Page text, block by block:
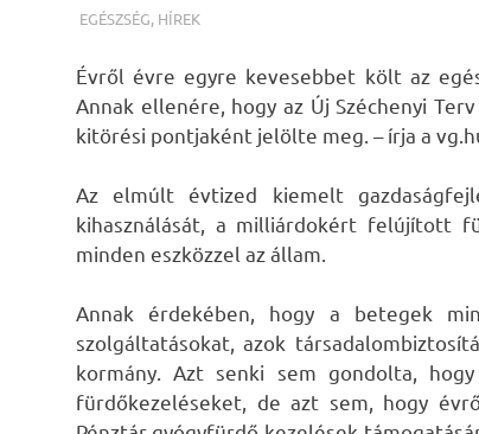
TERMALFURDOK.COM
EGÉSZSÉG, HÍREK
Évről évre egyre kevesebbet költ az
Annak ellenére, hogy az Új Széchenyi
kitörési pontjaként jelölte meg. – írja a
Az elmúlt évtized kiemelt
kihasználását, a milliárdokért felújított
minden eszközzel az állam.
Annak érdekében, hogy a betegek
szolgáltatásokat, azok
kormány. Azt senki sem gondolta,
fürdőkezeléseket, de azt sem, hogy